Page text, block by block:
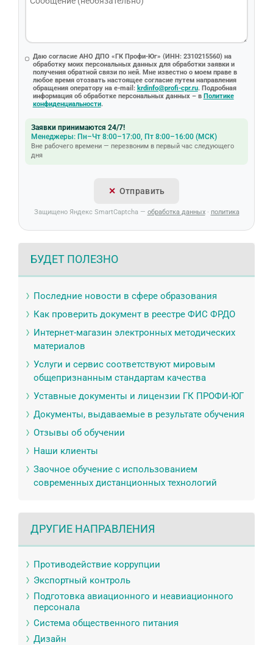
Даю согласие АНО ДПО «ГК Профи-Юг» (ИНН: 2310215560) на
обработку моих персональных данных для обработки заявки и
получения обратной связи по ней. Мне известно о моем праве в
любое время отозвать настоящее согласие путем направления
обращения оператору на e-mail: krdinfo@profi-cpr.ru. Подробная
информация об обработке персональных данных – в Политике
конфиденциальности.
Заявки принимаются 24/7!
Менеджеры: Пн–Чт 8:00–17:00, Пт 8:00–16:00 (МСК)
Вне рабочего времени — перезвоним в первый час следующего
дня
Отправить
Защищено Яндекс SmartCaptcha — обработка данных· политика
БУДЕТ ПОЛЕЗНО
Последние новости в сфере образования
Как проверить документ в реестре ФИС ФРДО
Интернет-магазин электронных методических
материалов
Услуги и сервис соответствуют мировым
общепризнанным стандартам качества
Уставные документы и лицензии ГК ПРОФИ-ЮГ
Документы, выдаваемые в результате обучения
Отзывы об обучении
Наши клиенты
Заочное обучение с использованием
современных дистанционных технологий
ДРУГИЕ НАПРАВЛЕНИЯ
Противодействие коррупции
Экспортный контроль
Подготовка авиационного и неавиационного
персонала
Система общественного питания
Дизайн